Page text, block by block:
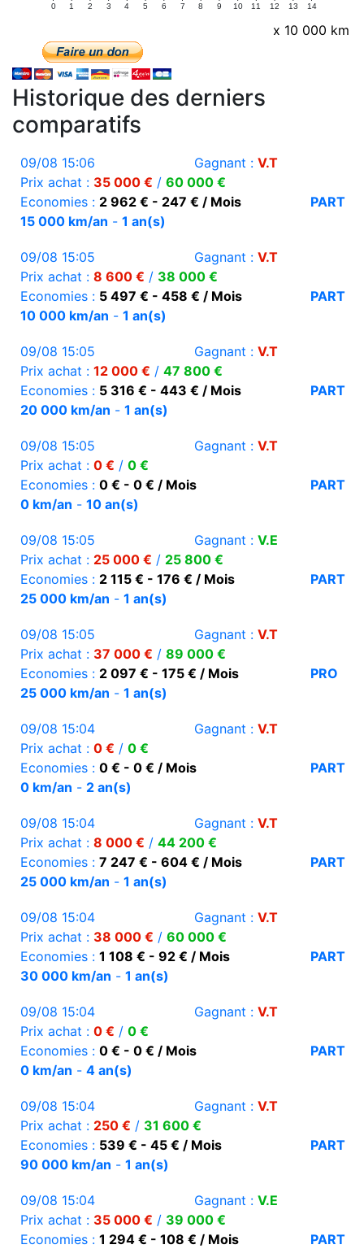
0 1 2 3 4 5 6 7 8 9 10 11 12 13 14
x 10 000 km
Historique des derniers
comparatifs
09/08 15:06 Gagnant : V.T
Prix achat : 35 000 € / 60 000 €
Economies : 2 962 € - 247 € / Mois
PART
15 000 km/an - 1 an(s)
09/08 15:05 Gagnant : V.T
Prix achat : 8 600 € / 38 000 €
Economies : 5 497 € - 458 € / Mois
PART
10 000 km/an - 1 an(s)
09/08 15:05 Gagnant : V.T
Prix achat : 12 000 € / 47 800 €
Economies : 5 316 € - 443 € / Mois
PART
20 000 km/an - 1 an(s)
09/08 15:05 Gagnant : V.T
Prix achat : 0 € / 0 €
Economies : 0 € - 0 € / Mois
PART
0 km/an - 10 an(s)
09/08 15:05 Gagnant : V.E
Prix achat : 25 000 € / 25 800 €
Economies : 2 115 € - 176 € / Mois
PART
25 000 km/an - 1 an(s)
09/08 15:05 Gagnant : V.T
Prix achat : 37 000 € / 89 000 €
Economies : 2 097 € - 175 € / Mois
PRO
25 000 km/an - 1 an(s)
09/08 15:04 Gagnant : V.T
Prix achat : 0 € / 0 €
Economies : 0 € - 0 € / Mois
PART
0 km/an - 2 an(s)
09/08 15:04 Gagnant : V.T
Prix achat : 8 000 € / 44 200 €
Economies : 7 247 € - 604 € / Mois
PART
25 000 km/an - 1 an(s)
09/08 15:04 Gagnant : V.T
Prix achat : 38 000 € / 60 000 €
Economies : 1 108 € - 92 € / Mois
PART
30 000 km/an - 1 an(s)
09/08 15:04 Gagnant : V.T
Prix achat : 0 € / 0 €
Economies : 0 € - 0 € / Mois
PART
0 km/an - 4 an(s)
09/08 15:04 Gagnant : V.T
Prix achat : 250 € / 31 600 €
Economies : 539 € - 45 € / Mois
PART
90 000 km/an - 1 an(s)
09/08 15:04 Gagnant : V.E
Prix achat : 35 000 € / 39 000 €
Economies : 1 294 € - 108 € / Mois
PART